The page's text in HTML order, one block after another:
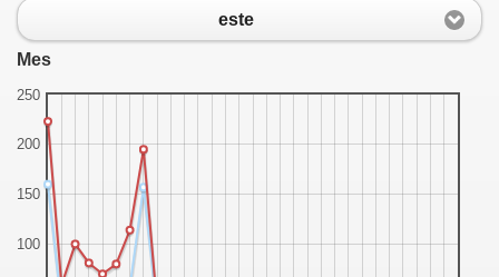
este
Mes
100
150
200
250